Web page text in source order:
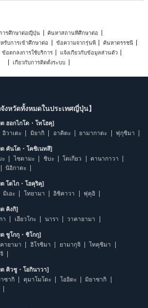
ารศึกษาต่อญี่ปุ่น
ค้นหาสถานที่ศึกษาต่อ
รับการเข้าศึกษาต่อ
ข้อความจากรุ่นพี่
ค้นหาดรรชนี
ข้อตกลงการใช้บริการ
แจ้งเกี่ยวกับข้อมูลส่วนตัว
เกี่ยวกับการติดตั้งระบบ
งหวัดทั้งหมดในประเทศญี่ปุ่น】
ฮอกไกโด・โทโฮคุ]
อิวาเตะ มิยากิ อาคิตะ ยามากาตะ ฟุกุชิมา
คันโต・โคชิเนทสึ]
ะ ไซตามะ ชิบะ โตเกียว
คานากาวา
นิอิกาตะ
โตไก・โฮคุริคุ]
มิเอะ โทยามา อิชิคาวา ฟุคุอิ
คิงกิ]
า เฮียวโกะ นารา วาคายามา
ชูโกกุ・ชิโกกุ]
ายามา ฮิโรชิมา ยามากุจิ
โทคุชิมา
คิวชู・โอกินาวา]
ซากิ คุมาโมโตะ โออิตะ
มิยาซากิ